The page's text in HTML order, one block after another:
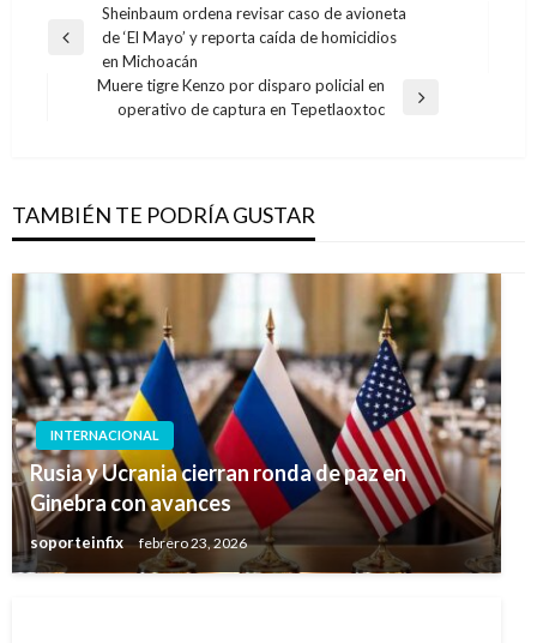
Navegación
de
entradas
Entrada
Sheinbaum ordena revisar caso de avioneta
de ‘El Mayo’ y reporta caída de homicidios
en Michoacán
Entrada
Muere tigre Kenzo por disparo policial en
operativo de captura en Tepetlaoxtoc
TAMBIÉN TE PODRÍA GUSTAR
INTERNACIONAL
Rusia y Ucrania cierran ronda de paz en
Ginebra con avances
soporteinfix febrero 23, 2026